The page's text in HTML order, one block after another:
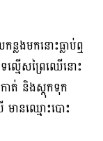
លងមកនោះធ្លាប់ឮ
ល្មើសព្រៃឈើនោះ
ាត់ និងស្តុកទុក
ានឈ្មោះបោះ